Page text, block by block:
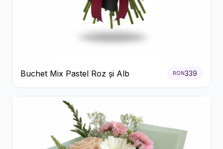
Buchet Mix Pastel Roz și Alb RON339